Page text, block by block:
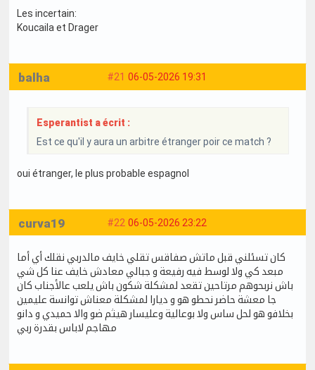
Les incertain:
Koucaila et Drager
#21 06-05-2026 19:31
balha
Esperantist a écrit :
Est ce qu'il y aura un arbitre étranger poir ce match ?
oui étranger, le plus probable espagnol
#22 06-05-2026 23:22
curva19
كان تسئلني قبل ماتش صفاقس تقلي خايف مالدربي نقلك أي أما
مبعد كي ولا لوسط فيه رفيعة و جبالي معادش خايف عنا كل شي
باش نربحوهم مرتاحين تقعد لمشكلة شكون باش يلعب عالأجناب كان
جا معشة حاضر نحطو هو و ديارا لمشكلة معناش توانسة عليمين
بخلافو هو لحل ساس ولا بوعالية وعليسار هيثم ضو والا حميدي و دانو
مهاجم لاباس بقدرة ربي